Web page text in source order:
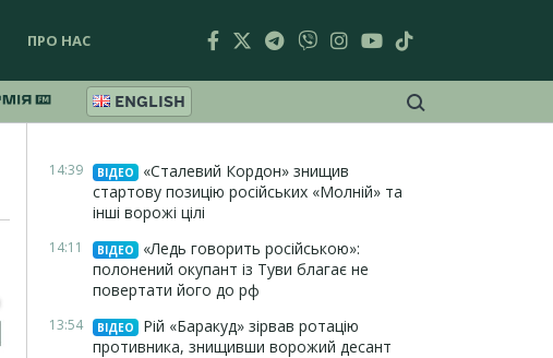
ПРО НАС
ENGLISH
14:39 ВІДЕО
«Сталевий Кордон» знищив
стартову позицію російських «Молній» та
інші ворожі цілі
14:11 ВІДЕО
«Ледь говорить російською»:
полонений окупант із Туви благає не
повертати його до рф
13:54 ВІДЕО
Рій «Баракуд» зірвав ротацію
противника, знищивши ворожий десант